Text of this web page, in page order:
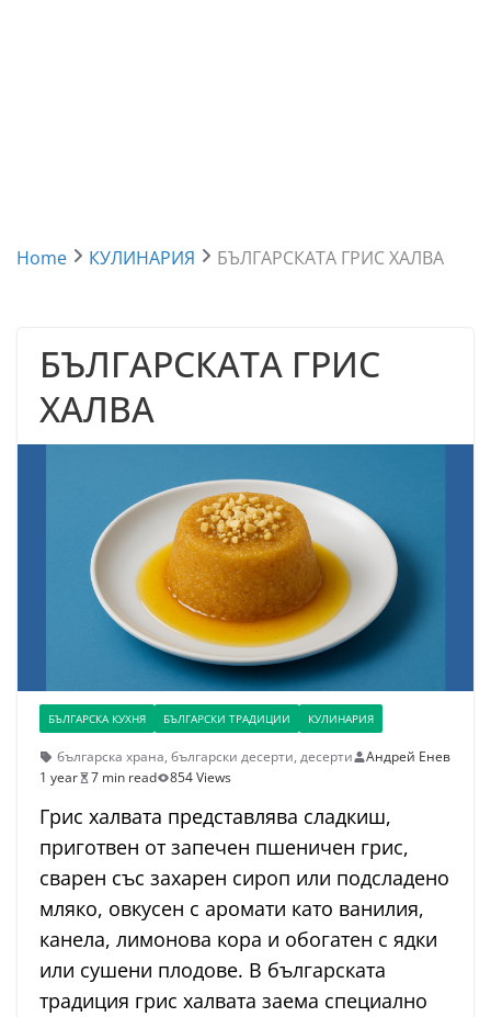
Home КУЛИНАРИЯ БЪЛГАРСКАТА ГРИС ХАЛВА
БЪЛГАРСКАТА ГРИС
ХАЛВА
БЪЛГАРСКА КУХНЯ БЪЛГАРСКИ ТРАДИЦИИ КУЛИНАРИЯ
българска храна, български десерти, десерти
Андрей Енев
1 year
7 min read 854 Views
Грис халвата представлява сладкиш,
приготвен от запечен пшеничен грис,
сварен със захарен сироп или подсладено
мляко, овкусен с аромати като ванилия,
канела, лимонова кора и обогатен с ядки
или сушени плодове. В българската
традиция грис халвата заема специално